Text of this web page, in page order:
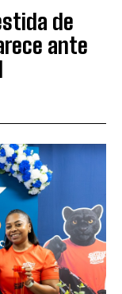
de
ante